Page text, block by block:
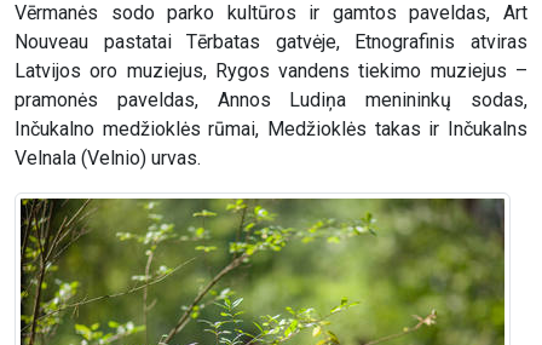
Vērmanės sodo parko kultūros ir gamtos paveldas, Art
Nouveau pastatai Tērbatas gatvėje, Etnografinis atviras
Latvijos oro muziejus, Rygos vandens tiekimo muziejus –
pramonės paveldas, Annos Ludiņa menininkų sodas,
Inčukalno medžioklės rūmai, Medžioklės takas ir Inčukalns
Velnala (Velnio) urvas.